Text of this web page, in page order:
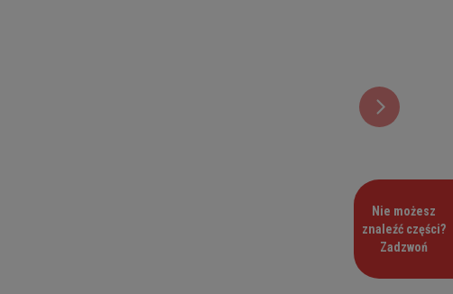
Nie możesz
znaleźć części?
Zadzwoń